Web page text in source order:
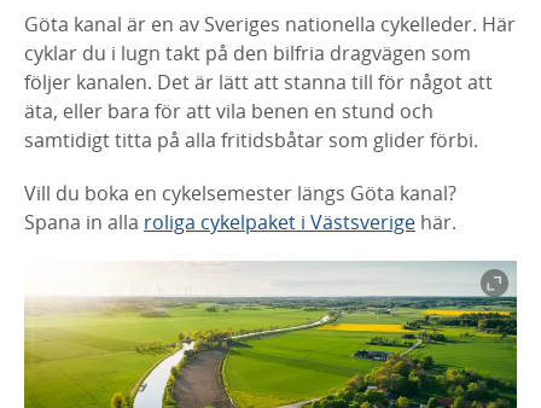
Göta kanal är en av Sveriges nationella cykelleder. Här
cyklar du i lugn takt på den bilfria dragvägen som
följer kanalen. Det är lätt att stanna till för något att
äta, eller bara för att vila benen en stund och
samtidigt titta på alla fritidsbåtar som glider förbi.
Vill du boka en cykelsemester längs Göta kanal?
Spana in alla roliga cykelpaket i Västsverige här.